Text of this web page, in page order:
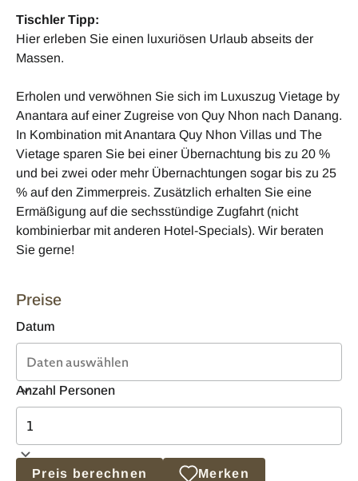
Tischler Tipp:
Hier erleben Sie einen luxuriösen Urlaub abseits der
Massen.
Erholen und verwöhnen Sie sich im Luxuszug Vietage by
Anantara auf einer Zugreise von Quy Nhon nach Danang.
In Kombination mit Anantara Quy Nhon Villas und The
Vietage sparen Sie bei einer Übernachtung bis zu 20 %
und bei zwei oder mehr Übernachtungen sogar bis zu 25
% auf den Zimmerpreis. Zusätzlich erhalten Sie eine
Ermäßigung auf die sechsstündige Zugfahrt (nicht
kombinierbar mit anderen Hotel-Specials). Wir beraten
Sie gerne!
Preise
Datum
Anzahl Personen
Preis berechnen Merken